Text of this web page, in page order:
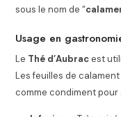
sous le nom de “
Usage en
Le Thé d’Aubracest
Les feuilles de
comme condiment